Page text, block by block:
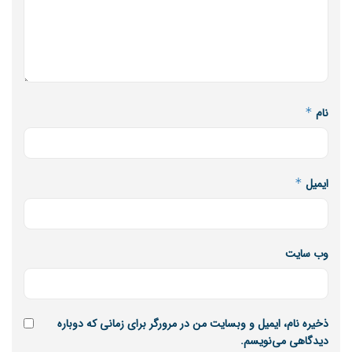
نام *
ایمیل *
وب‌ سایت
ذخیره نام، ایمیل و وبسایت من در مرورگر برای زمانی که دوباره
دیدگاهی می‌نویسم.